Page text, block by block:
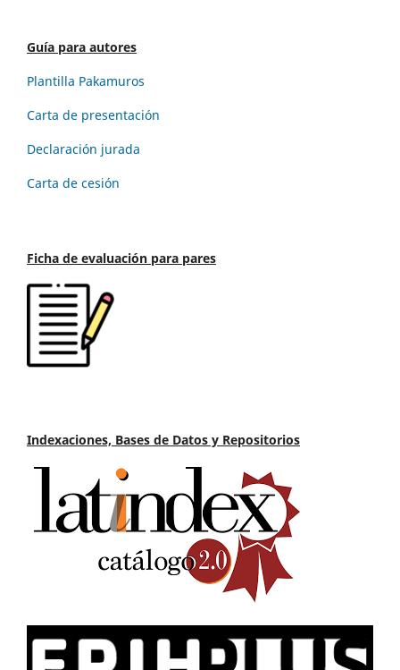
Guía para autores
Plantilla Pakamuros
Carta de presentación
Declaración jurada
Carta de cesión
Ficha de evaluación para pares
Indexaciones, Bases de Datos y Repositorios